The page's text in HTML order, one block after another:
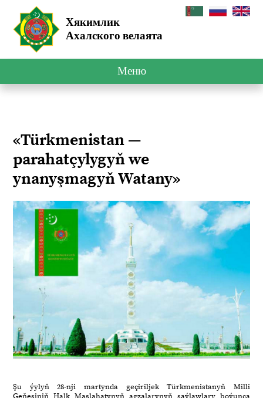
Хякимлик
Ахалского велаята
Меню
«Türkmenistan —
parahatçylygyň we
ynanyşmagyň Watany»
Şu ýylyň 28-nji martynda geçiriljek Türkmenistanyň Milli
Geňeşiniň Halk Maslahatynyň agzalarynyň saýlawlary boýunça